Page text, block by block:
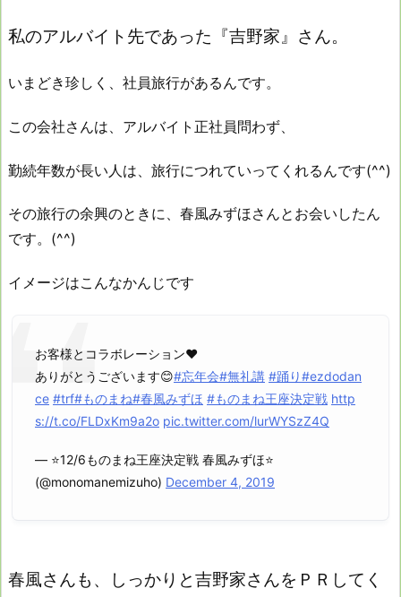
私のアルバイト先であった『吉野家』さん。
いまどき珍しく、社員旅行があるんです。
この会社さんは、アルバイト正社員問わず、
勤続年数が長い人は、旅行につれていってくれるんです(^^)
その旅行の余興のときに、春風みずほさんとお会いしたん
です。(^^)
イメージはこんなかんじです
お客様とコラボレーション❤️
ありがとうございます😊#忘年会#無礼講 #踊り#ezdodan
ce #trf#ものまね#春風みずほ #ものまね王座決定戦 http
s://t.co/FLDxKm9a2o pic.twitter.com/lurWYSzZ4Q
— ⭐️12/6ものまね王座決定戦 春風みずほ⭐️
(@monomanemizuho) December 4, 2019
春風さんも、しっかりと吉野家さんをＰＲしてく